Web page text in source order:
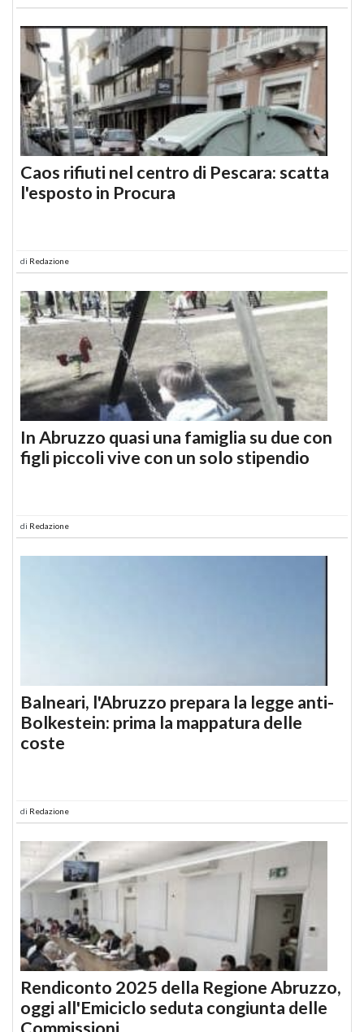
Caos rifiuti nel centro di Pescara: scatta
l'esposto in Procura
di Redazione
In Abruzzo quasi una famiglia su due con
figli piccoli vive con un solo stipendio
di Redazione
Balneari, l'Abruzzo prepara la legge anti-
Bolkestein: prima la mappatura delle
coste
di Redazione
Rendiconto 2025 della Regione Abruzzo,
oggi all'Emiciclo seduta congiunta delle
Commissioni